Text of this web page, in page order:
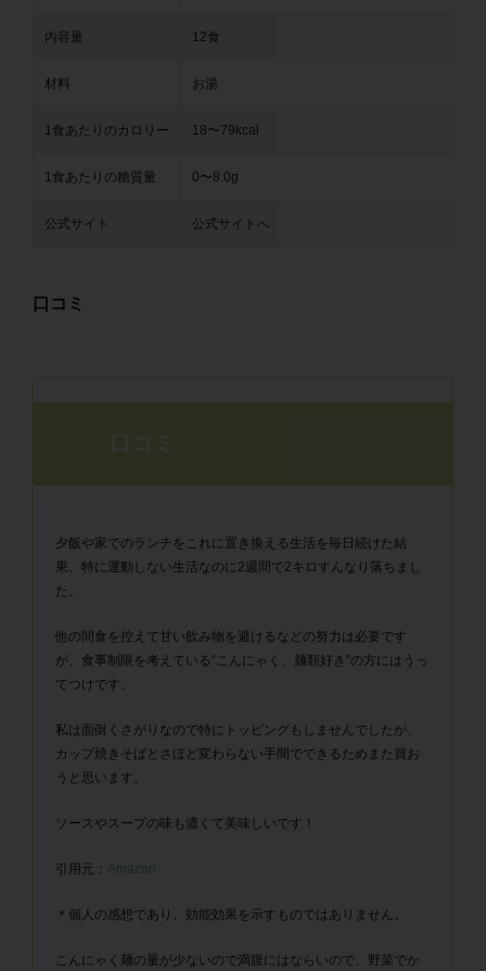
内容量 12食
材料 お湯
1食あたりのカロリー 18〜79kcal
1食あたりの糖質量 0〜8.0g
公式サイト 公式サイトへ
口コミ
夕飯や家でのランチをこれに置き換える生活を毎日続けた結
果、特に運動しない生活なのに2週間で2キロすんなり落ちまし
た。
他の間食を控えて甘い飲み物を避けるなどの努力は必要です
が、食事制限を考えている“こんにゃく、麺類好き”の方にはうっ
てつけです。
私は面倒くさがりなので特にトッピングもしませんでしたが、
カップ焼きそばとさほど変わらない手間でできるためまた買お
うと思います。
ソースやスープの味も濃くて美味しいです！
引用元： Amazon
＊個人の感想であり、効能効果を示すものではありません。
こんにゃく麺の量が少ないので満腹にはならいので、野菜でか